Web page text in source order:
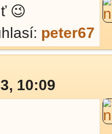
😉
peter67
10:09